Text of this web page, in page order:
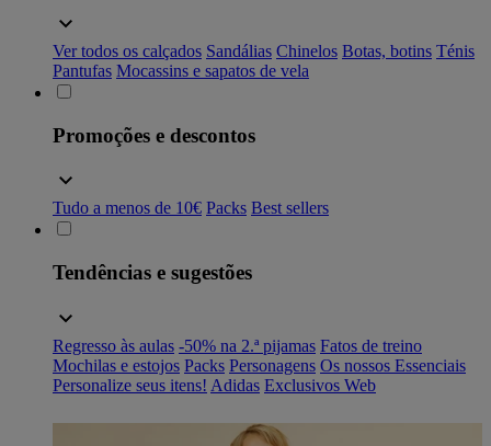
Ver todos os calçados Sandálias Chinelos Botas, botins Ténis
Pantufas Mocassins e sapatos de vela
Promoções e descontos
Tudo a menos de 10€ Packs Best sellers
Tendências e sugestões
Regresso às aulas -50% na 2.ª pijamas Fatos de treino
Mochilas e estojos Packs Personagens Os nossos Essenciais
Personalize seus itens! Adidas Exclusivos Web